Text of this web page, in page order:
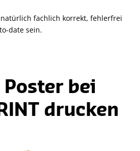
fachlich korrekt, fehlerfrei
date sein.
Poster bei
drucken